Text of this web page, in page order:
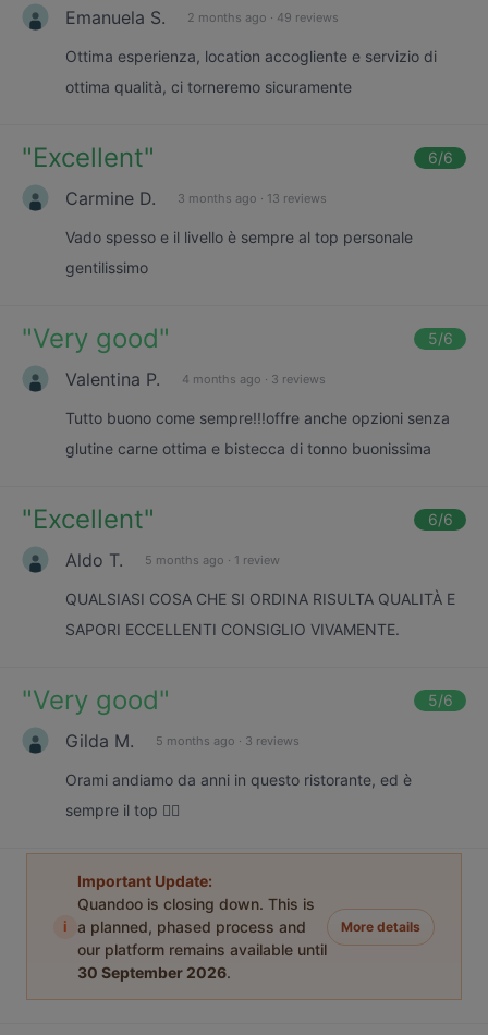
Emanuela S. 2 months ago · 49 reviews
Ottima esperienza, location accogliente e servizio di
ottima qualità, ci torneremo sicuramente
"Excellent" 6/6
Carmine D. 3 months ago · 13 reviews
Vado spesso e il livello è sempre al top personale
gentilissimo
"Very good" 5/6
Valentina P. 4 months ago · 3 reviews
Tutto buono come sempre!!!offre anche opzioni senza
glutine carne ottima e bistecca di tonno buonissima
"Excellent" 6/6
Aldo T. 5 months ago · 1 review
QUALSIASI COSA CHE SI ORDINA RISULTA QUALITÀ E
SAPORI ECCELLENTI CONSIGLIO VIVAMENTE.
"Very good" 5/6
Gilda M. 5 months ago · 3 reviews
Orami andiamo da anni in questo ristorante, ed è
sempre il top 👍🏻
i
Important Update:
Quandoo is closing down. This is
a planned, phased process and
our platform remains available until
30 September 2026.
More details